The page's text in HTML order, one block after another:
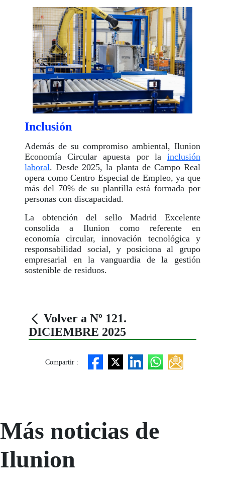
Inclusión
Además de su compromiso ambiental, Ilunion
Economía Circular apuesta por la inclusión
laboral. Desde 2025, la planta de Campo Real
opera como Centro Especial de Empleo, ya que
más del 70% de su plantilla está formada por
personas con discapacidad.
La obtención del sello Madrid Excelente
consolida a Ilunion como referente en
economía circular, innovación tecnológica y
responsabilidad social, y posiciona al grupo
empresarial en la vanguardia de la gestión
sostenible de residuos.
Volver a Nº 121.
DICIEMBRE 2025
Compartir :
Más noticias de
Ilunion